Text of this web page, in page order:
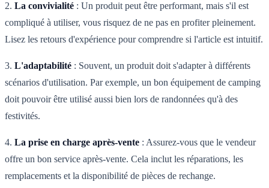
2. La convivialité : Un produit peut être performant, mais s'il est
compliqué à utiliser, vous risquez de ne pas en profiter pleinement.
Lisez les retours d'expérience pour comprendre si l'article est intuitif.
3. L'adaptabilité : Souvent, un produit doit s'adapter à différents
scénarios d'utilisation. Par exemple, un bon équipement de camping
doit pouvoir être utilisé aussi bien lors de randonnées qu'à des
festivités.
4. La prise en charge après-vente : Assurez-vous que le vendeur
offre un bon service après-vente. Cela inclut les réparations, les
remplacements et la disponibilité de pièces de rechange.